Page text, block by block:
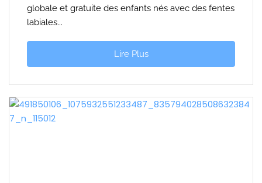
globale et gratuite des enfants nés avec des fentes
labiales...
Lire Plus